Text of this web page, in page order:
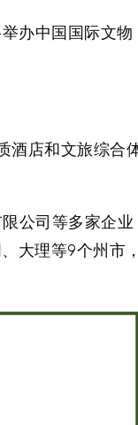
办中国国际文物
酒店和文旅综合
公司等多家企业
大理等9个州市，